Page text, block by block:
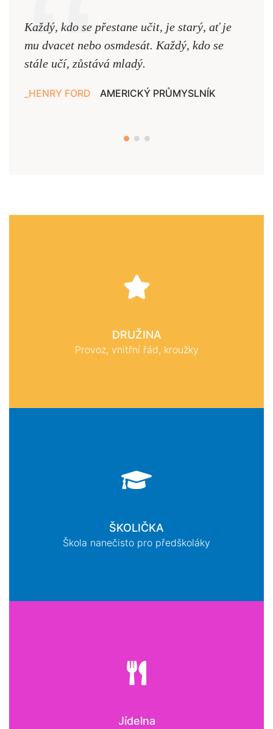
Každý, kdo se přestane učit, je starý, ať je
mu dvacet nebo osmdesát. Každý, kdo se
stále učí, zůstává mladý.
HENRY FORD AMERICKÝ PRŮMYSLNÍK
DRUŽINA
Provoz, vnitřní řád, kroužky
ŠKOLIČKA
Škola nanečisto pro předškoláky
Jídelna